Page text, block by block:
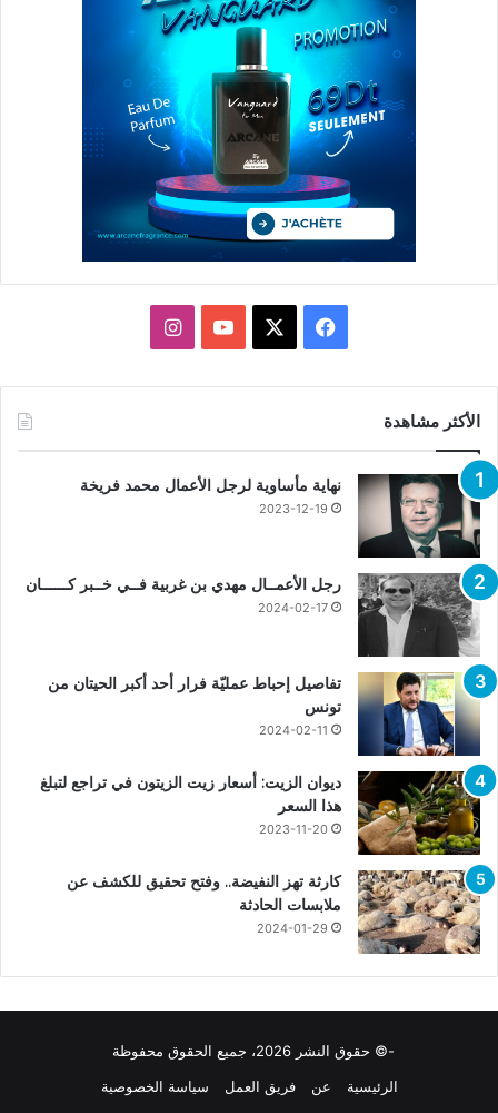
فيسبوك يوتيوبانستقرام
الأكثر مشاهدة
نهاية مأساوية لرجل الأعمال محمد فريخة
2023-12-19
رجل الأعمــال مهدي بن غربية فــي خــبر كــــــان
2024-02-17
تفاصيل إحباط عمليّة فرار أحد أكبر الحيتان من
تونس
2024-02-11
ديوان الزيت: أسعار زيت الزيتون في تراجع لتبلغ
هذا السعر
2023-11-20
كارثة تهز النفيضة.. وفتح تحقيق للكشف عن
ملابسات الحادثة
2024-01-29
-© حقوق النشر 2026، جميع الحقوق محفوظة
الرئيسية
عن فريق العمل سياسة الخصوصية